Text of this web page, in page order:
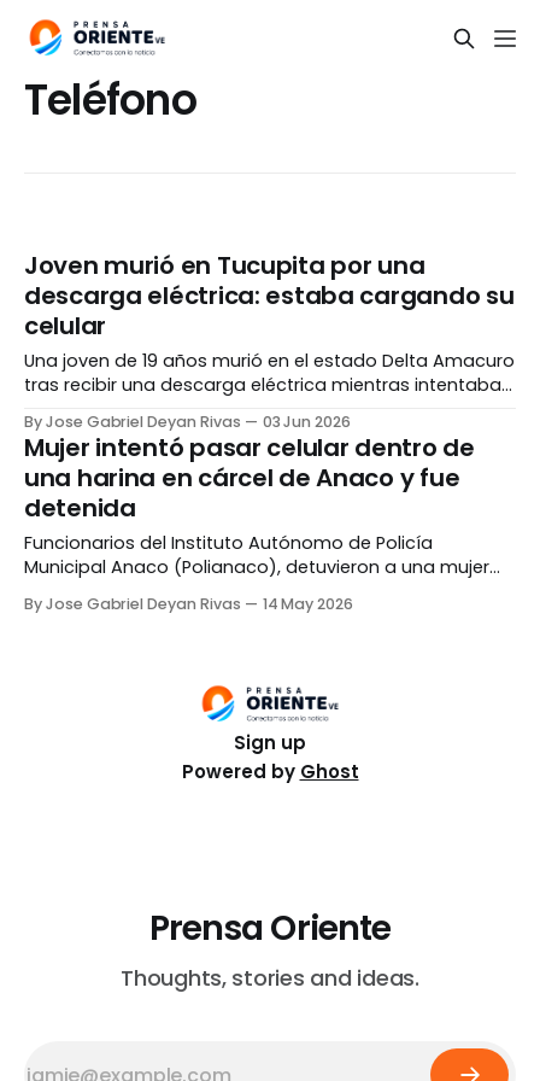
Teléfono
Joven murió en Tucupita por una
descarga eléctrica: estaba cargando su
celular
Una joven de 19 años murió en el estado Delta Amacuro
tras recibir una descarga eléctrica mientras intentaba
ocurrió durante la noche del lunes, 01 de junio, en el
sector Villa Caribe de la ciudad de Tucupita. Según
versiones
By Jose Gabriel Deyan Rivas 03 Jun 2026
Mujer intentó pasar celular dentro de
una harina en cárcel de Anaco y fue
detenida
Funcionarios del Instituto Autónomo de Policía
Municipal Anaco (Polianaco), detuvieron a una mujer
paquete de harina en una cárcel. El procedimiento se
By Jose Gabriel Deyan Rivas 14 May 2026
Sign up
Powered by Ghost
Prensa Oriente
Thoughts, stories and ideas.